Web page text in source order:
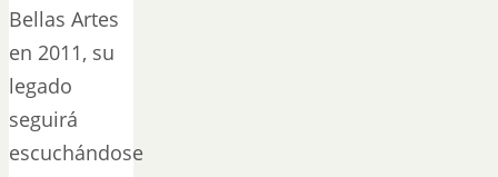
Bellas Artes
en 2011, su
legado
seguirá
escuchándose